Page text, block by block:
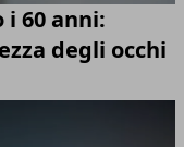
i 60 anni:
degli occhi